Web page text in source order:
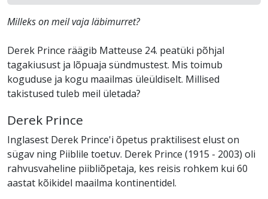
Milleks on meil vaja läbimurret?
Derek Prince räägib Matteuse 24. peatüki põhjal
tagakiusust ja lõpuaja sündmustest. Mis toimub
koguduse ja kogu maailmas üleüldiselt. Millised
takistused tuleb meil ületada?
Derek Prince
Inglasest Derek Prince'i õpetus praktilisest elust on
sügav ning Piiblile toetuv. Derek Prince (1915 - 2003) oli
rahvusvaheline piibliõpetaja, kes reisis rohkem kui 60
aastat kõikidel maailma kontinentidel.